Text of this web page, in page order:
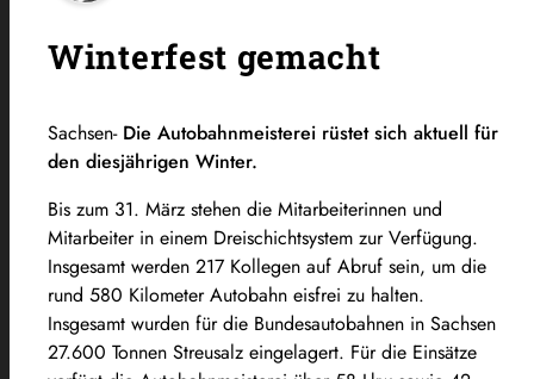
Winterfest gemacht
Sachsen- Die Autobahnmeisterei rüstet sich aktuell für
den diesjährigen Winter.
Bis zum 31. März stehen die Mitarbeiterinnen und
Mitarbeiter in einem Dreischichtsystem zur Verfügung.
Insgesamt werden 217 Kollegen auf Abruf sein, um die
rund 580 Kilometer Autobahn eisfrei zu halten.
Insgesamt wurden für die Bundesautobahnen in Sachsen
27.600 Tonnen Streusalz eingelagert. Für die Einsätze